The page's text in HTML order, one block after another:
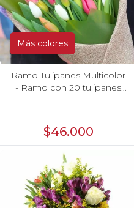
Más colores
Ramo Tulipanes Multicolor
- Ramo con 20 tulipanes
$46.000